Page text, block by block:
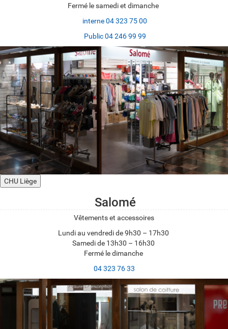
Fermé le samedi et dimanche
interne 04 323 75 00
Public 04 246 99 99
CHU Liège
Salomé
Vêtements et accessoires
Lundi au vendredi de 9h30 – 17h30
Samedi de 13h30 – 16h30
Fermé le dimanche
04 323 76 33